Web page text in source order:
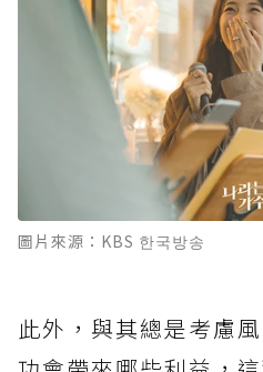
圖片來源：KBS 한국방송
此外，與其總是考慮